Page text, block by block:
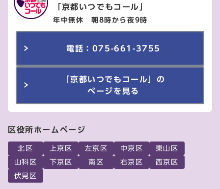
「京都いつでもコール」
年中無休 朝8時から夜9時
電話：075-661-3755
「京都いつでもコール」の
ページを見る
区役所ホームページ
北区 上京区 左京区 中京区
東山区
山科区
下京区 南区 右京区
西京区
伏見区